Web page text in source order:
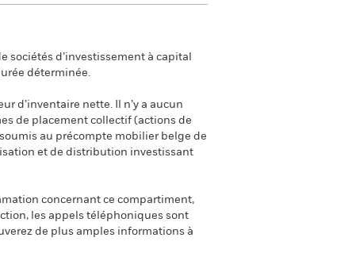
sociétés d’investissement à capital
déterminée.
d’inventaire nette. Il n’y a aucun
de placement collectif (actions de
au précompte mobilier belge de
et de distribution investissant
concernant ce compartiment,
les appels téléphoniques sont
de plus amples informations à